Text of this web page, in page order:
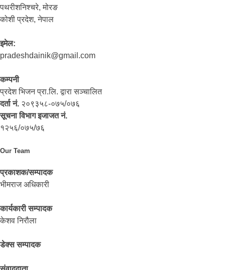
पथरीशनिश्‍चरे, मोरङ
कोशी प्रदेश, नेपाल
इमेल:
pradeshdainik@gmail.com
कम्पनी
प्रदेश भिजन प्रा.लि. द्वारा सञ्‍चालित
दर्ता नं. २०९३५८-०७५/०७६
सूचना विभाग इजाजत नं.
१२५६/०७५/७६
Our Team
प्रकाशक/सम्पादक
भीमराज अधिकारी
कार्यकारी सम्पादक
केशव निरौला
डेक्स सम्पादक